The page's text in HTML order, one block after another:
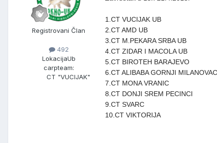
Registrovani Član
492
LokacijaUb
carpteam:
CT "VUCIJAK"
1.CT VUCIJAK UB
2.CT AMD UB
3.CT M.PEKARA SRBA UB
4.CT ZIDAR I MACOLA UB
5.CT BIROTEH BARAJEVO
6.CT ALIBABA GORNJI MILANOVAC
7.CT MONA VRANIC
8.CT DONJI SREM PECINCI
9.CT SVARC
10.CT VIKTORIJA